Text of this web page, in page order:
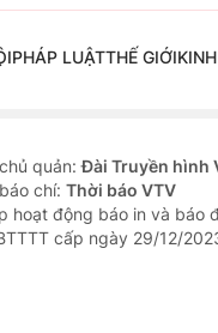
PHÁP LUẬTTHẾ GIỚI
quản:Đài Truyền hình
chí: Thời báo VTV
hoạt động báo in và báo
cấp ngày 29/12/